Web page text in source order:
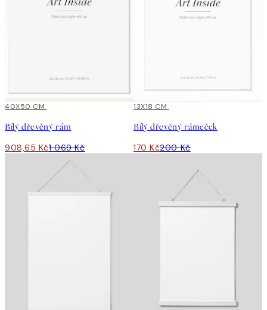
15%*
40X50 CM
Bílý dřevěný rám
908,65 Kč1 069 Kč
15%*
13X18 CM
Bílý dřevěný rámeček
170 Kč200 Kč